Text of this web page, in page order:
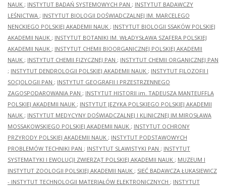
NAUK ; INSTYTUT BADAŃ SYSTEMOWYCH PAN ; INSTYTUT BADAWCZY
LEŚNICTWA ; INSTYTUT BIOLOGII DOŚWIADCZALNEJ IM. MARCELEGO
NENCKIEGO POLSKIEJ AKADEMII NAUK ; INSTYTUT BIOLOGII SSAKÓW POLSKIEJ
AKADEMII NAUK ; INSTYTUT BOTANIKI IM. WŁADYSŁAWA SZAFERA POLSKIEJ
AKADEMII NAUK ; INSTYTUT CHEMII BIOORGANICZNEJ POLSKIEJ AKADEMII
NAUK ; INSTYTUT CHEMII FIZYCZNEJ PAN ; INSTYTUT CHEMII ORGANICZNEJ PAN
; INSTYTUT DENDROLOGII POLSKIEJ AKADEMII NAUK ; INSTYTUT FILOZOFII I
SOCJOLOGII PAN ; INSTYTUT GEOGRAFII I PRZESTRZENNEGO
ZAGOSPODAROWANIA PAN ; INSTYTUT HISTORII im. TADEUSZA MANTEUFFLA
POLSKIEJ AKADEMII NAUK ; INSTYTUT JĘZYKA POLSKIEGO POLSKIEJ AKADEMII
NAUK ; INSTYTUT MEDYCYNY DOŚWIADCZALNEJ I KLINICZNEJ IM.MIROSŁAWA
MOSSAKOWSKIEGO POLSKIEJ AKADEMII NAUK ; INSTYTUT OCHRONY
PRZYRODY POLSKIEJ AKADEMII NAUK ; INSTYTUT PODSTAWOWYCH
PROBLEMÓW TECHNIKI PAN ; INSTYTUT SLAWISTYKI PAN ; INSTYTUT
SYSTEMATYKI I EWOLUCJI ZWIERZĄT POLSKIEJ AKADEMII NAUK ; MUZEUM I
INSTYTUT ZOOLOGII POLSKIEJ AKADEMII NAUK ; SIEĆ BADAWCZA ŁUKASIEWICZ
- INSTYTUT TECHNOLOGII MATERIAŁÓW ELEKTRONICZNYCH ; INSTYTUT